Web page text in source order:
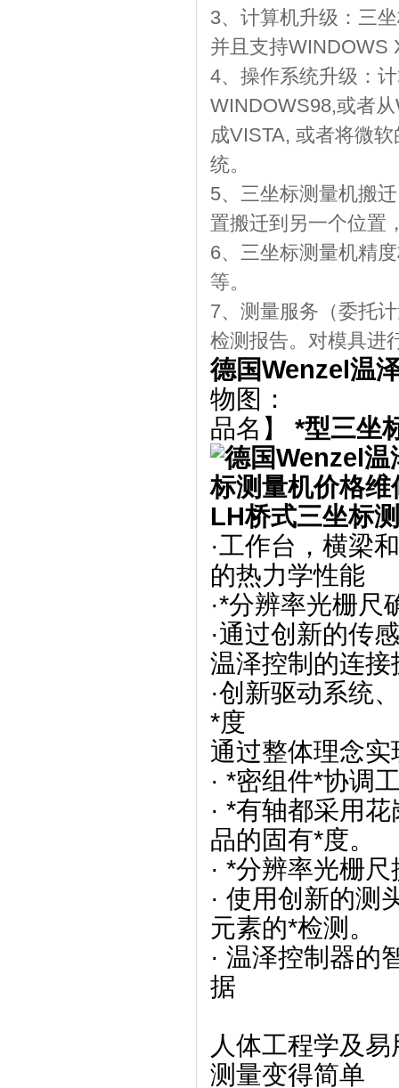
3、计算机升级：三
并且支持WINDOWS
4、操作系统升级：
WINDOWS98,或者
成VISTA, 或者将微
统。
5、三坐标测量机搬
置搬迁到另一个位置
6、三坐标测量机精
等。
7、测量服务（委托
检测报告。对模具进
德国Wenzel温
物图：
品名】 *型三坐
LH桥式三坐标
·工作台，横梁
的热力学性能
·*分辨率光栅尺
·通过创新的传
温泽控制的连
·创新驱动系统
*度
通过整体理念实
· *密组件*协调
· *有轴都采用
品的固有*度。
· *分辨率光栅
· 使用创新的测
元素的*检测。
· 温泽控制器的
据
人体工程学及易
测量变得简单